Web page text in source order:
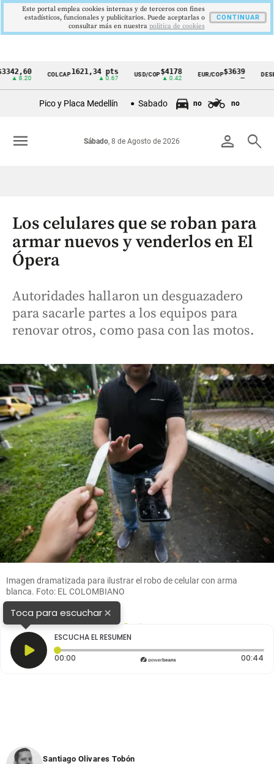
Cintillo
Colombia
COLCAP1621,34 pts USD/COP$4178
▲ 0.42
EUR/COP$3639
—
Pico y Placa Medellín Sabado no no
person search
Sábado, 8 de Agosto de 2026
menu
Los celulares que se roban para
armar nuevos y venderlos en El
Ópera
Autoridades hallaron un desguazadero
para sacarle partes a los equipos para
renovar otros, como pasa con las motos.
Imagen dramatizada para ilustrar el robo de celular con arma
blanca. Foto: EL COLOMBIANO
Toca para escuchar×
ESCUCHA EL RESUMEN
00:00 Tiempo transcurrido: 0 segundos 00:44
Santiago Olivares Tobón
Este portal emplea cookies internas y de terceros con fines
estadísticos, funcionales y publicitarios. Puede aceptarlas o
consultar más en nuestra politica de cookies
CONTINUAR